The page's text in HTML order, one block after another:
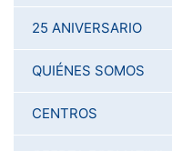
25 ANIVERSARIO
QUIÉNES SOMOS
CENTROS